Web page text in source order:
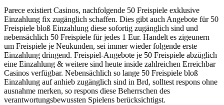
Parece existiert Casinos, nachfolgende 50 Freispiele exklusive
Einzahlung fix zugänglich schaffen. Dies gibt auch Angebote für 50
Freispiele bloß Einzahlung diese sofortig zugänglich sind und
nebensächlich 50 Freispiele für jedes 1 Eur. Handelt es zigeunern
um Freispiele je Neukunden, sei immer wieder folgende erste
Einzahlung dringend. Freispiel-Angebote je 50 Freispiele abzüglich
eine Einzahlung & weitere sind heute inside zahlreichen Erreichbar
Casinos verfügbar. Nebensächlich so lange 50 Freispiele bloß
Einzahlung auf anhieb zugänglich sind in Brd, solltest respons ohne
ausnahme merken, so respons diese Beherrschen des
verantwortungsbewussten Spielens berücksichtigst.